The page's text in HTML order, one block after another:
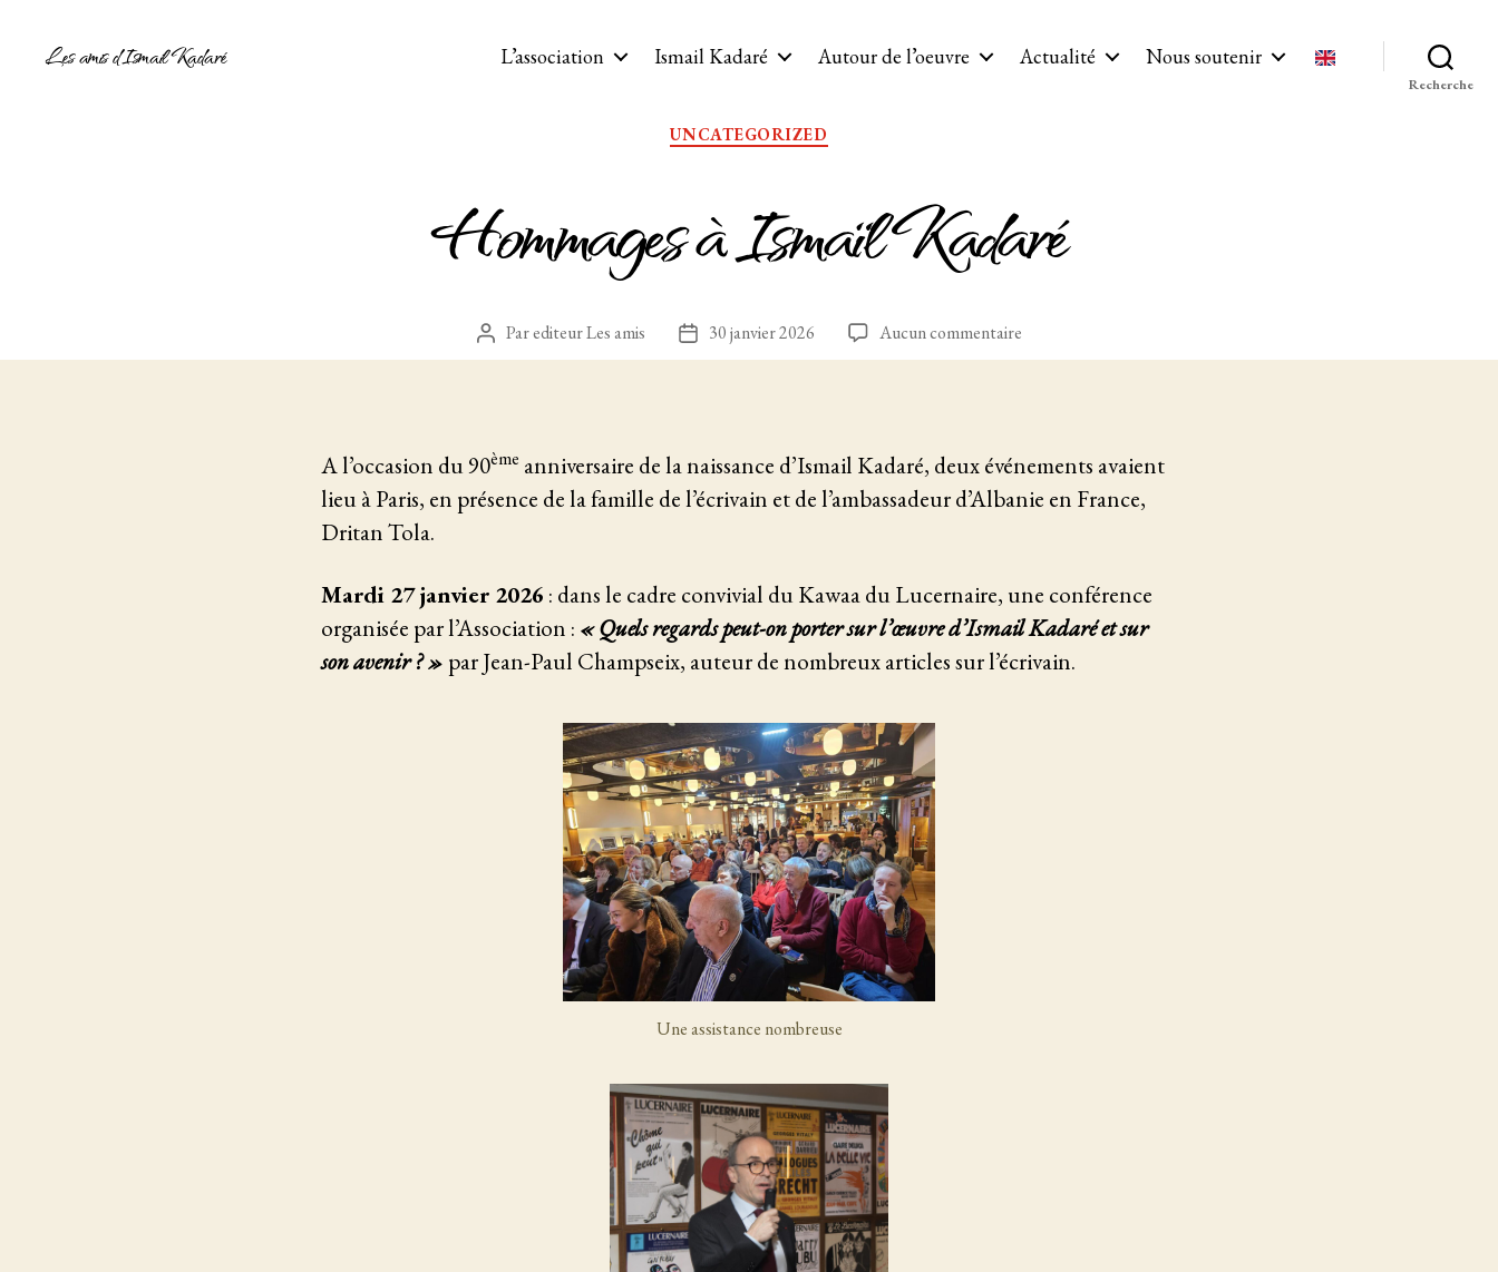
Les amis d'Ismail Kadaré L’association Ismail Kadaré Autour de l’oeuvre Actualité Nous soutenir
Recherche
Catégories
UNCATEGORIZED
Hommages à Ismaïl Kadaré
Auteur
de
Parediteur Les amis
Date
de
30 janvier 2026 Aucun commentairesur
Hommages
A l’occasion du 90ème anniversaire de la naissance d’Ismail Kadaré, deux événements avaient
lieu à Paris, en présence de la famille de l’écrivain et de l’ambassadeur d’Albanie en France,
Dritan Tola.
Mardi 27 janvier 2026 : dans le cadre convivial du Kawaa du Lucernaire, une conférence
organisée par l’Association : « Quels regards peut-on porter sur l’œuvre d’Ismail Kadaré et sur
son avenir ? » par Jean-Paul Champseix, auteur de nombreux articles sur l’écrivain.
Une assistance nombreuse